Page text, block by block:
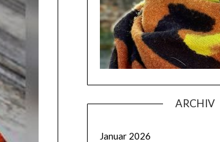
ARCHIV
Januar 2026